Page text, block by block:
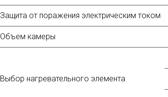
Защита от поражения электрическим током
Объем камеры
Выбор нагревательного элемента